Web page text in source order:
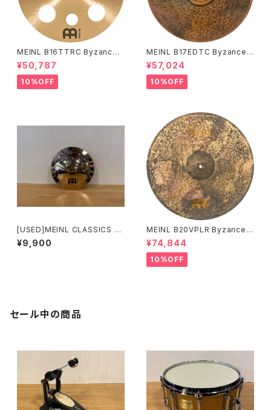
MEINL B16TTRC Byzance
Traditional Trash Crash 16"
¥50,787
10%OFF
MEINL B17EDTC Byzance E
xtra Dry Thin Crash 17"
¥57,024
10%OFF
[USED]MEINL CLASSICS C
USTOM BRILLIANT 8"Bell
CC8B-B
¥9,900
MEINL B20VPLR Byzance V
intage Pure Light Ride 20"
¥74,844
10%OFF
セール中の商品